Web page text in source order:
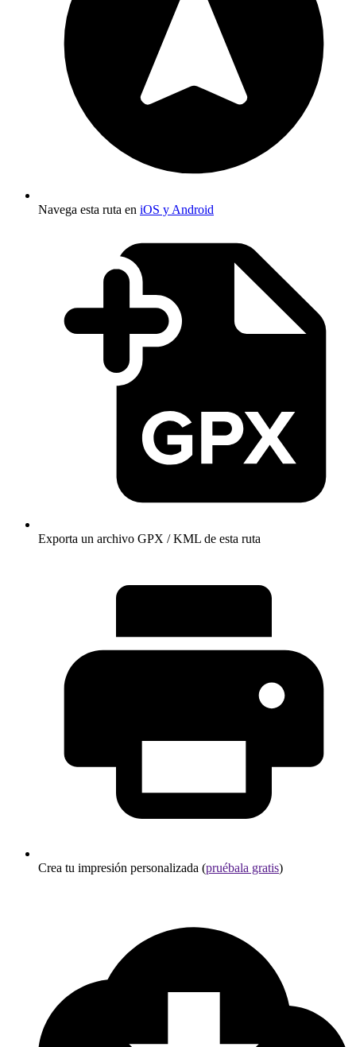
Navega esta ruta en iOS y Android
Exporta un archivo GPX / KML de esta ruta
Crea tu impresión personalizada (pruébala gratis)